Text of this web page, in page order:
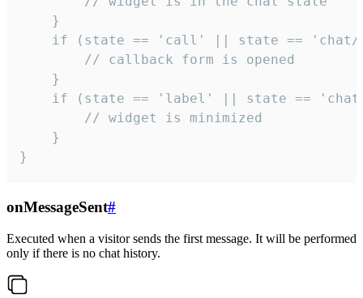
    }
if (state == 'call' || state ==
        // callback form is opened
    }
if (state == 'label' || state ==
        // widget is minimized
    }
}
onMessageSent#
Executed when a visitor sends the first message. It will be performed
only if there is no chat history.